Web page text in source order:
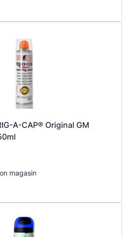
A-CAP® Original GM
magasin